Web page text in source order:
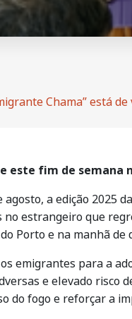
Chama” está
este fim de
a edição 2025
estrangeiro que
Porto e na manhã
emigrantes para a
e elevado risco
do fogo e reforçar a